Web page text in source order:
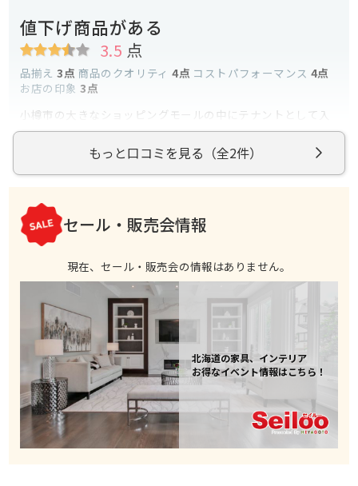
値下げ商品がある
3.5 点
品揃え 3点 商品のクオリティ 4点 コストパフォーマンス 4点
お店の印象 3点
小樽市の大きなショッピングモールの中にテナントとして入
っているニトリウイングベイ小樽店は店内がとても広いので
大きなカートを押して歩いても余裕があるので小物をたくさ
ん書いたい時によく利用しています。
ただ、他のお店よりは品数が少ないかな？と思います。
やすく置いてあります。
家族のバスタオルや食器類をニトリウイングベイ小樽店でよ
く購入しています。
もっと口コミを見る（全2件）
セール・販売会情報
現在、セール・販売会の情報はありません。
北海道の家具、インテリア
お得なイベント情報はこちら！